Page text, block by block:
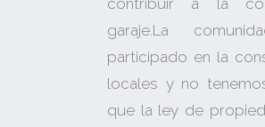
contribuir a la
garaje.La
participado en la
locales y no
que la ley de